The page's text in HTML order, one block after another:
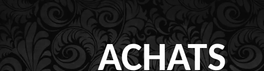
ACHATS